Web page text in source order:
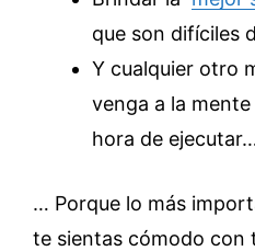
que son difíciles
Y cualquier otro
venga a la
hora de
… Porque lo más
te sientas cómodo con